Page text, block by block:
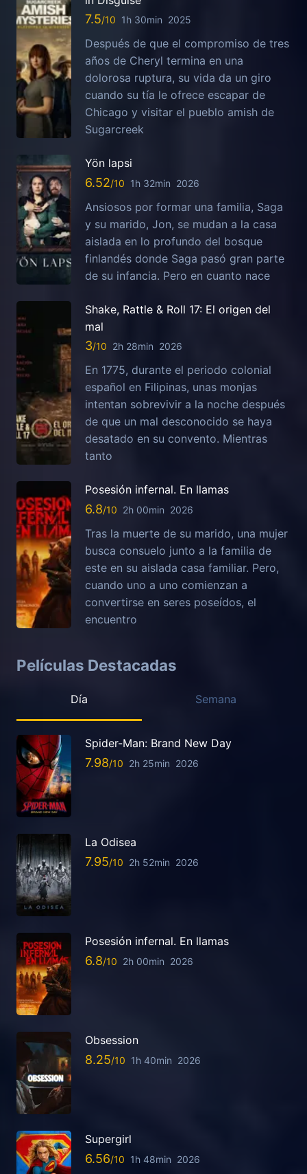
7.5 1h 30min 2025
Después de que el compromiso de tres
años de Cheryl termina en una
dolorosa ruptura, su vida da un giro
cuando su tía le ofrece escapar de
Chicago y visitar el pueblo amish de
Sugarcreek
Yön lapsi
6.52 1h 32min 2026
Ansiosos por formar una familia, Saga
y su marido, Jon, se mudan a la casa
aislada en lo profundo del bosque
finlandés donde Saga pasó gran parte
de su infancia. Pero en cuanto nace
Shake, Rattle & Roll 17: El origen del
mal
3 2h 28min 2026
En 1775, durante el periodo colonial
español en Filipinas, unas monjas
intentan sobrevivir a la noche después
de que un mal desconocido se haya
desatado en su convento. Mientras
tanto
Posesión infernal. En llamas
6.8 2h 00min 2026
Tras la muerte de su marido, una mujer
busca consuelo junto a la familia de
este en su aislada casa familiar. Pero,
cuando uno a uno comienzan a
convertirse en seres poseídos, el
encuentro
Películas Destacadas
Día Semana
Spider-Man: Brand New Day
7.98 2h 25min 2026
La Odisea
7.95 2h 52min 2026
Posesión infernal. En llamas
6.8 2h 00min 2026
Obsession
8.25 1h 40min 2026
Supergirl
6.56 1h 48min 2026